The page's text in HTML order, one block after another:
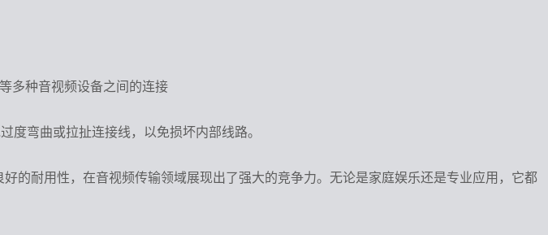
多种音视频设备之间的连接
度弯曲或拉扯连接线，以免损坏内部线路。
的耐用性，在音视频传输领域展现出了强大的竞争力。无论是家庭娱乐还是专业应用，它都